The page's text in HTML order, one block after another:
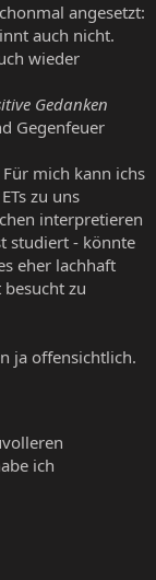
angesetzt:
auch nicht.
wieder
Gedanken
Gegenfeuer
mich kann ichs
zu uns
interpretieren
studiert - könnte
eher lachhaft
zu
ja offensichtlich.
ich